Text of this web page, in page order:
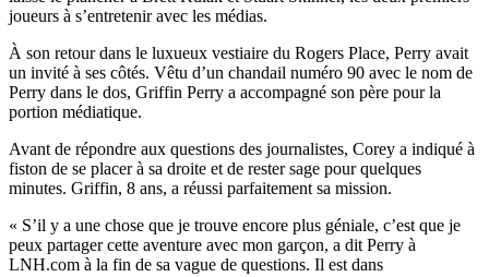
joueurs à s’entretenir avec les médias.
À son retour dans le luxueux vestiaire du Rogers Place, Perry avait
un invité à ses côtés. Vêtu d’un chandail numéro 90 avec le nom de
Perry dans le dos, Griffin Perry a accompagné son père pour la
portion médiatique.
Avant de répondre aux questions des journalistes, Corey a indiqué à
fiston de se placer à sa droite et de rester sage pour quelques
minutes. Griffin, 8 ans, a réussi parfaitement sa mission.
« S’il y a une chose que je trouve encore plus géniale, c’est que je
peux partager cette aventure avec mon garçon, a dit Perry à
LNH.com à la fin de sa vague de questions. Il est dans